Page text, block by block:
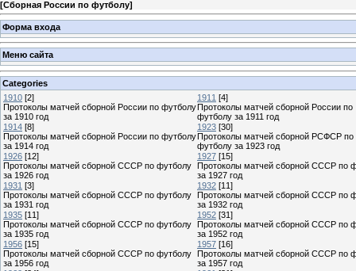
[Сборная России по футболу]
Форма входа
Меню сайта
Categories
1910 [2]
Протоколы матчей сборной России по футболу
за 1910 год
1911 [4]
Протоколы матчей сборной России по
футболу за 1911 год
1914 [8]
Протоколы матчей сборной России по футболу
за 1914 год
1923 [30]
Протоколы матчей сборной РСФСР по
футболу за 1923 год
1926 [12]
Протоколы матчей сборной СССР по футболу
за 1926 год
1927 [15]
Протоколы матчей сборной СССР по
за 1927 год
1931 [3]
Протоколы матчей сборной СССР по футболу
за 1931 год
1932 [11]
Протоколы матчей сборной СССР по
за 1932 год
1935 [11]
Протоколы матчей сборной СССР по футболу
за 1935 год
1952 [31]
Протоколы матчей сборной СССР по
за 1952 год
1956 [15]
Протоколы матчей сборной СССР по футболу
за 1956 год
1957 [16]
Протоколы матчей сборной СССР по
за 1957 год